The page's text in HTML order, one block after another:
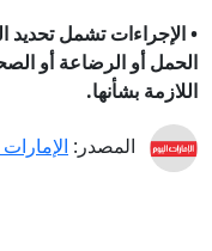
• الإجراءات تشمل
الحمل أو الرضاعة أو الصحة
اللازمة بشأنها.
المصدر: